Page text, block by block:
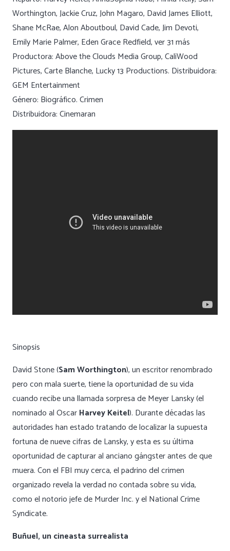
Worthington, Jackie Cruz, John Magaro, David James Elliott,
Shane McRae, Alon Aboutboul, David Cade, Jim Devoti,
Emily Marie Palmer, Eden Grace Redfield, ver 31 más
Productora: Above the Clouds Media Group, CaliWood
Pictures, Carte Blanche, Lucky 13 Productions. Distribuidora:
GEM Entertainment
Género: Biográfico. Crimen
Distribuidora: Cinemaran
Sinopsis
David Stone (Sam Worthington), un escritor renombrado
pero con mala suerte, tiene la oportunidad de su vida
cuando recibe una llamada sorpresa de Meyer Lansky (el
nominado al OscarHarvey Keitel). Durante décadas las
autoridades han estado tratando de localizar la supuesta
fortuna de nueve cifras de Lansky, y esta es su última
oportunidad de capturar al anciano gángster antes de que
muera. Con el FBI muy cerca, el padrino del crimen
organizado revela la verdad no contada sobre su vida,
como el notorio jefe de Murder Inc. y el National Crime
Syndicate.
Buñuel, un cineasta surrealista